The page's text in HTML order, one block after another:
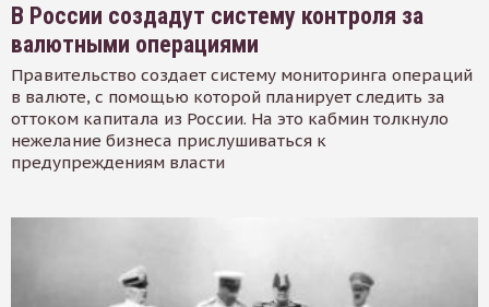
В России создадут систему контроля за
валютными операциями
Правительство создает систему мониторинга операций
в валюте, с помощью которой планирует следить за
оттоком капитала из России. На это кабмин толкнуло
нежелание бизнеса прислушиваться к
предупреждениям власти